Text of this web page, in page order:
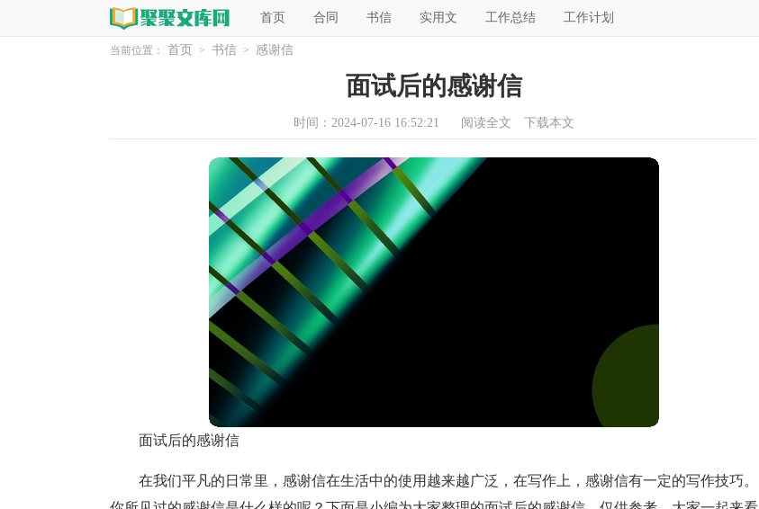
首页 合同 书信 实用文 工作总结 工作计划
当前位置： 首页 > 书信 > 感谢信
面试后的感谢信
时间：2024-07-16 16:52:21 阅读全文 下载本文
面试后的感谢信
在我们平凡的日常里，感谢信在生活中的使用越来越广泛，在写作上，感谢信有一定的写作技巧。